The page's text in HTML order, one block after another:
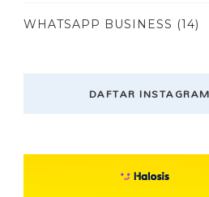
WHATSAPP BUSINESS (14)
DAFTAR